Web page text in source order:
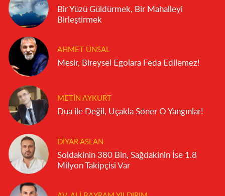
Bir Yüzü Güldürmek, Bir Mahalleyi
Birleştirmek
AHMET ÜNSAL
Mesir, Bireysel Egolara Feda Edilemez!
METIN AYKURT
Dua ile Değil, Uçakla Söner O Yangınlar!
DIYAR ASLAN
Soldakinin 380 Bin, Sağdakinin İse 1.8
Milyon Takipçisi Var